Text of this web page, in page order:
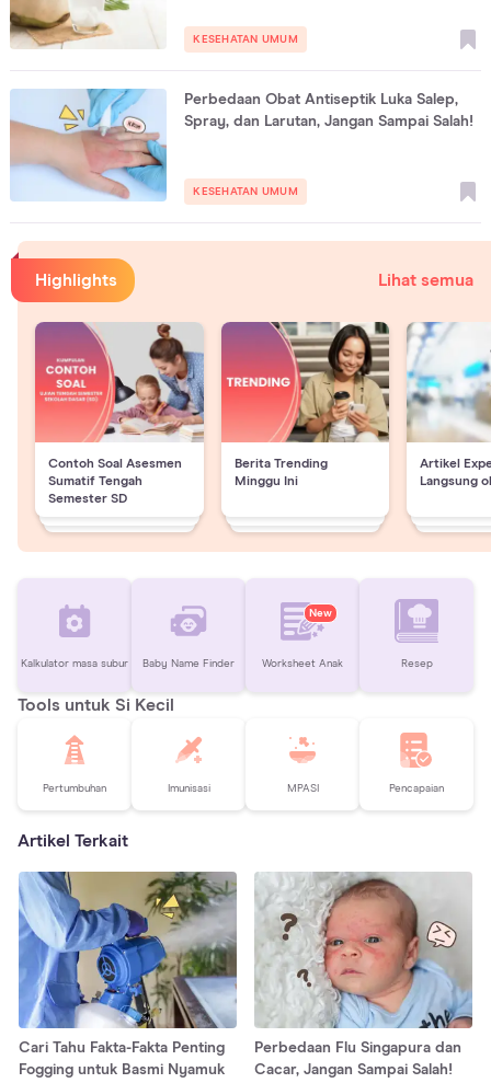
KESEHATAN UMUM
Perbedaan Obat Antiseptik Luka Salep,
Spray, dan Larutan, Jangan Sampai Salah!
KESEHATAN UMUM
Highlights Lihat semua
Contoh Soal Asesmen
Sumatif Tengah
Semester SD
Berita Trending
Minggu Ini
Artikel
Langsung
Kalkulator masa subur Baby Name Finder
New
Worksheet Anak Resep
Tools untuk Si Kecil
Pertumbuhan Imunisasi MPASI Pencapaian
Artikel Terkait
Cari Tahu Fakta-Fakta Penting
Fogging untuk Basmi Nyamuk
Perbedaan Flu Singapura dan
Cacar, Jangan Sampai Salah!